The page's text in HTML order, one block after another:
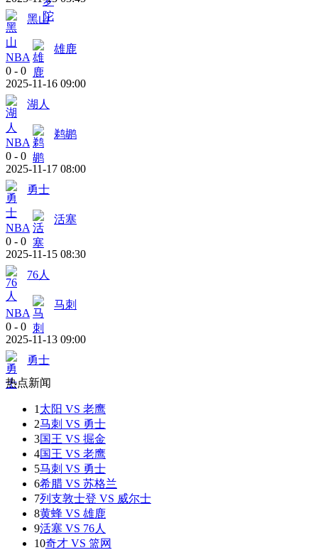
黑山
NBA
雄鹿
0 - 0
2025-11-16 09:00
湖人
NBA
鹈鹕
0 - 0
2025-11-17 08:00
勇士
NBA
活塞
0 - 0
2025-11-15 08:30
76人
NBA
马刺
0 - 0
2025-11-13 09:00
勇士
热点新闻
1 太阳 VS 老鹰
2马刺 VS 勇士
3国王 VS 掘金
4国王 VS 老鹰
5马刺 VS 勇士
6希腊 VS 苏格兰
7列支敦士登 VS 威尔士
8黄蜂 VS 雄鹿
9活塞 VS 76人
10奇才 VS 篮网